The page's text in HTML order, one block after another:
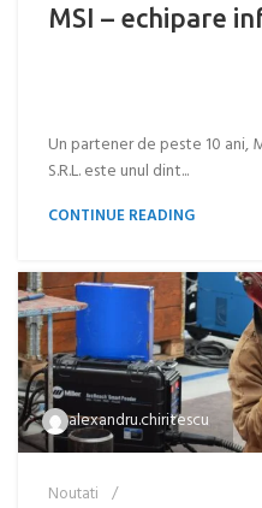
MSI – echipare
Un partener de peste 10 ani,
S.R.L. este unul dint...
CONTINUE READING
alexandru.chiritescu
Noutati